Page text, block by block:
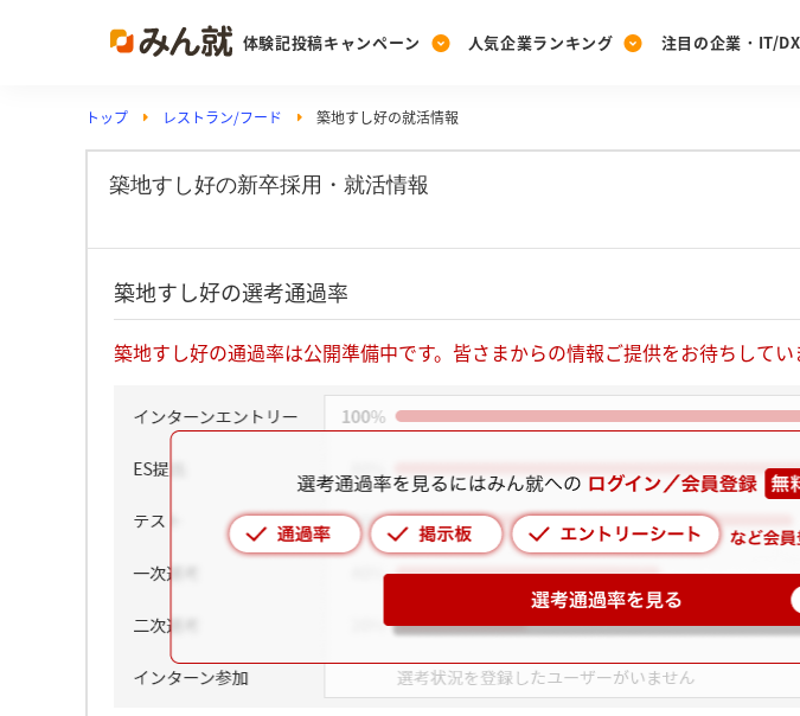
体験記投稿キャンペーン
Post
投稿する
[27卒] 本選考体験記
人気企業ランキング
Ranking
ランキングを見る
注目の企業・IT/
PickUp
注目の企業特集
28卒 IT・DX企業特集
動画で知ろう！業界・企業研究
トップ レストラン/フード 築地すし好の就活情報
築地すし好の新卒採用・就活情報
築地すし好の選考通過率
築地すし好の通過率は公開準備中です。皆さまからの情報ご提供をお待ちしてい